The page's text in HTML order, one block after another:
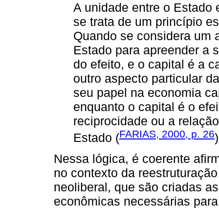
A unidade entre o
se trata de um princípio
Quando se considera um
Estado para apreender a
do efeito, e o capital é a
outro aspecto particular
seu papel na economia
enquanto o capital é o
reciprocidade ou a
Estado (FARIAS, 2000, p. 26
Nessa lógica, é coerente
no contexto da
neoliberal, que são criadas
econômicas necessárias